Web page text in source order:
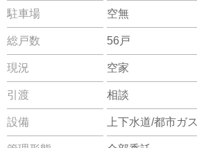
駐車場 空無
総戸数 56戸
現況 空家
引渡 相談
設備 上下水道/都市ガス